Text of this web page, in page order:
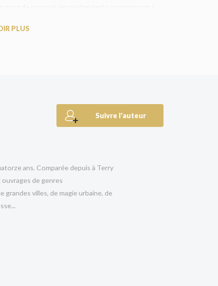
dans une guerre civile sanglante. Seule la ruse et
de Jennifer Saint, de Pat Barker, de
L’Odyssée de
North donne vie à une galerie de
le suspense est à fleur de peau ; la force,
de la politique trouble et de la sauvagerie à
gouverné par des rois brutaux et des hommes
PLUS
Suivre l'auteur
ans. Comparée depuis à Terry
de genres
villes, de magie urbaine, de